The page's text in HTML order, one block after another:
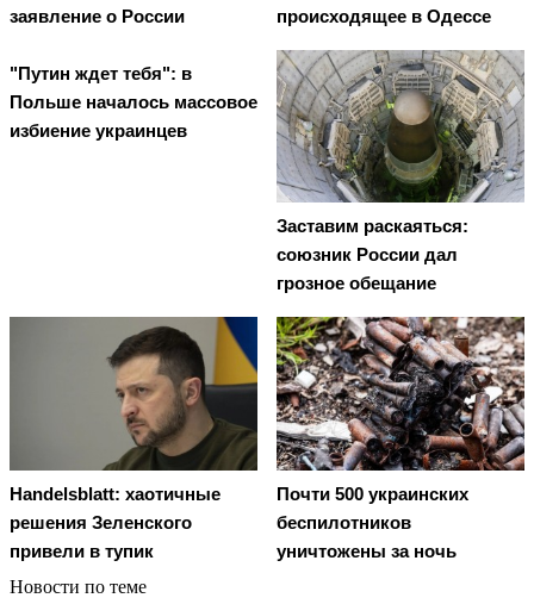
заявление о России
происходящее в Одессе
"Путин ждет тебя": в
Польше началось массовое
избиение украинцев
Заставим раскаяться:
союзник России дал
грозное обещание
Handelsblatt: хаотичные
решения Зеленского
привели в тупик
Почти 500 украинских
беспилотников
уничтожены за ночь
Новости по теме